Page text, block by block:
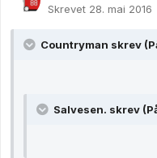
Skrevet 28. mai 2016
Countryman skrev
Salvesen. skrev